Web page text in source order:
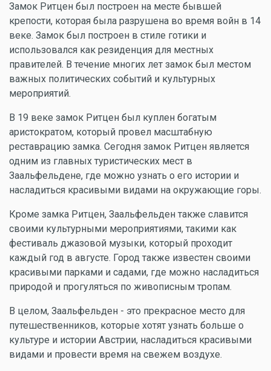
Замок Ритцен был построен на месте бывшей
крепости, которая была разрушена во время войн в 14
веке. Замок был построен в стиле готики и
использовался как резиденция для местных
правителей. В течение многих лет замок был местом
важных политических событий и культурных
мероприятий.
В 19 веке замок Ритцен был куплен богатым
аристократом, который провел масштабную
реставрацию замка. Сегодня замок Ритцен является
одним из главных туристических мест в
Заальфельдене, где можно узнать о его истории и
насладиться красивыми видами на окружающие горы.
Кроме замка Ритцен, Заальфельден также славится
своими культурными мероприятиями, такими как
фестиваль джазовой музыки, который проходит
каждый год в августе. Город также известен своими
красивыми парками и садами, где можно насладиться
природой и прогуляться по живописным тропам.
В целом, Заальфельден - это прекрасное место для
путешественников, которые хотят узнать больше о
культуре и истории Австрии, насладиться красивыми
видами и провести время на свежем воздухе.